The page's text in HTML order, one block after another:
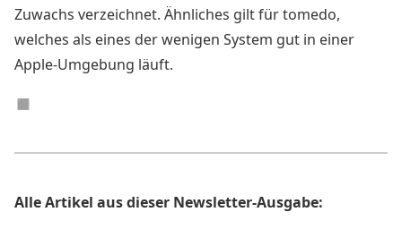
Zuwachs verzeichnet. Ähnliches gilt für tomedo,
welches als eines der wenigen System gut in einer
Apple-Umgebung läuft.
◼︎
Alle Artikel aus dieser Newsletter-Ausgabe: